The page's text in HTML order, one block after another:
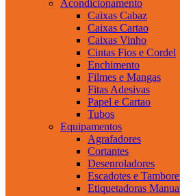
Acondicionamento
Caixas Cabaz
Caixas Cartao
Caixas Vinho
Cintas Fios e Cordel
Enchimento
Filmes e Mangas
Fitas Adesivas
Papel e Cartao
Tubos
Equipamentos
Agrafadores
Cortantes
Desenroladores
Escadotes e
Etiquetadoras